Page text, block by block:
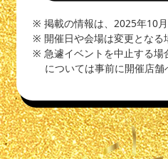
※ 掲載の情報は、2025年10月
※ 開催日や会場は変更となる
※ 急遽イベントを中止する場
については事前に開催店舗